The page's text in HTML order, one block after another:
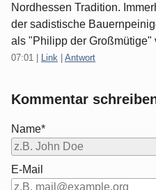
Nordhessen Tradition.
der sadistische
als "Philipp der Großmütige"
07:01 Link Antwort
Kommentar
Name*
E-Mail